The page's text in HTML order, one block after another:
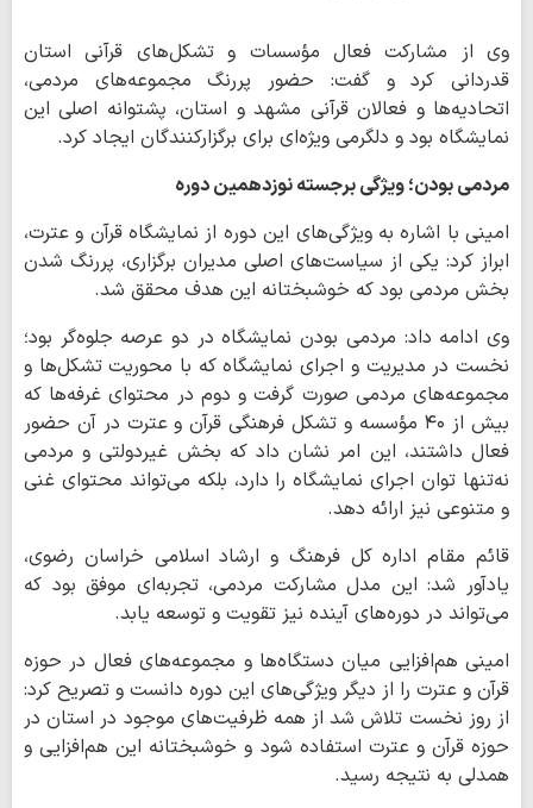
وی از مشارکت فعال مؤسسات و تشکل‌های قرآنی استان
قدردانی کرد و گفت: حضور پررنگ مجموعه‌های مردمی،
اتحادیه‌ها و فعالان قرآنی مشهد و استان، پشتوانه اصلی این
نمایشگاه بود و دلگرمی ویژه‌ای برای برگزارکنندگان ایجاد کرد.
مردمی بودن؛ ویژگی برجسته نوزدهمین دوره
امینی با اشاره به ویژگی‌های این دوره از نمایشگاه قرآن و عترت،
ابراز کرد: یکی از سیاست‌های اصلی مدیران برگزاری، پررنگ شدن
بخش مردمی بود که خوشبختانه این هدف محقق شد.
وی ادامه داد: مردمی بودن نمایشگاه در دو عرصه جلوه‌گر بود؛
نخست در مدیریت و اجرای نمایشگاه که با محوریت تشکل‌ها و
مجموعه‌های مردمی صورت گرفت و دوم در محتوای غرفه‌ها که
بیش از ۴۰ مؤسسه و تشکل فرهنگی قرآن و عترت در آن حضور
فعال داشتند، این امر نشان داد که بخش غیردولتی و مردمی
نه‌تنها توان اجرای نمایشگاه را دارد، بلکه می‌تواند محتوای غنی
و متنوعی نیز ارائه دهد.
قائم مقام اداره کل فرهنگ و ارشاد اسلامی خراسان رضوی،
یادآور شد: این مدل مشارکت مردمی، تجربه‌ای موفق بود که
می‌تواند در دوره‌های آینده نیز تقویت و توسعه یابد.
امینی هم‌افزایی میان دستگاه‌ها و مجموعه‌های فعال در حوزه
قرآن و عترت را از دیگر ویژگی‌های این دوره دانست و تصریح کرد:
از روز نخست تلاش شد از همه ظرفیت‌های موجود در استان در
حوزه قرآن و عترت استفاده شود و خوشبختانه این هم‌افزایی و
همدلی به نتیجه رسید.